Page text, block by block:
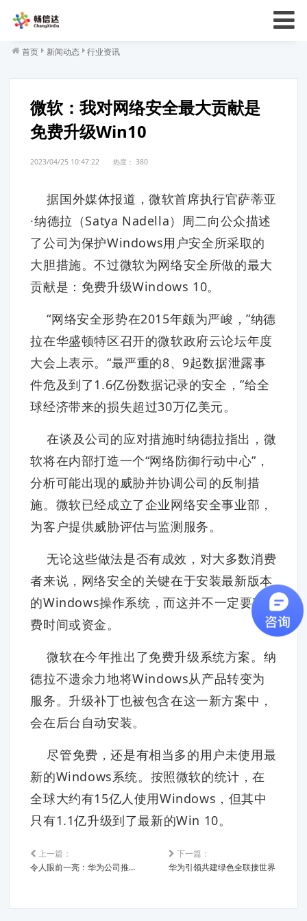
首页 新闻动态 行业资讯
微软：我对网络安全最大贡献是
免费升级Win10
2023/04/25 10:47:22 热度：380
据国外媒体报道，微软首席执行官萨蒂亚
·纳德拉（Satya Nadella）周二向公众描述
了公司为保护Windows用户安全所采取的
大胆措施。不过微软为网络安全所做的最大
贡献是：免费升级Windows 10。
“网络安全形势在2015年颇为严峻，”纳德
拉在华盛顿特区召开的微软政府云论坛年度
大会上表示。“最严重的8、9起数据泄露事
件危及到了1.6亿份数据记录的安全，”给全
球经济带来的损失超过30万亿美元。
在谈及公司的应对措施时纳德拉指出，微
软将在内部打造一个“网络防御行动中心”，
分析可能出现的威胁并协调公司的反制措
施。微软已经成立了企业网络安全事业部，
为客户提供威胁评估与监测服务。
无论这些做法是否有成效，对大多数消费
者来说，网络安全的关键在于安装最新版本
的Windows操作系统，而这并不一定要花
费时间或资金。
微软在今年推出了免费升级系统方案。纳
德拉不遗余力地将Windows从产品转变为
服务。升级补丁也被包含在这一新方案中，
会在后台自动安装。
尽管免费，还是有相当多的用户未使用最
新的Windows系统。按照微软的统计，在
全球大约有15亿人使用Windows，但其中
只有1.1亿升级到了最新的Win 10。
上一篇：
令人眼前一亮：华为公司推出HCIA产品
下一篇：
华为引领共建绿色全联接世界